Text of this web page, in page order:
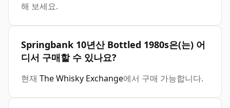
해 보세요.
Springbank 10년산 Bottled 1980s은(는) 어
디서 구매할 수 있나요?
현재 The Whisky Exchange에서 구매 가능합니다.